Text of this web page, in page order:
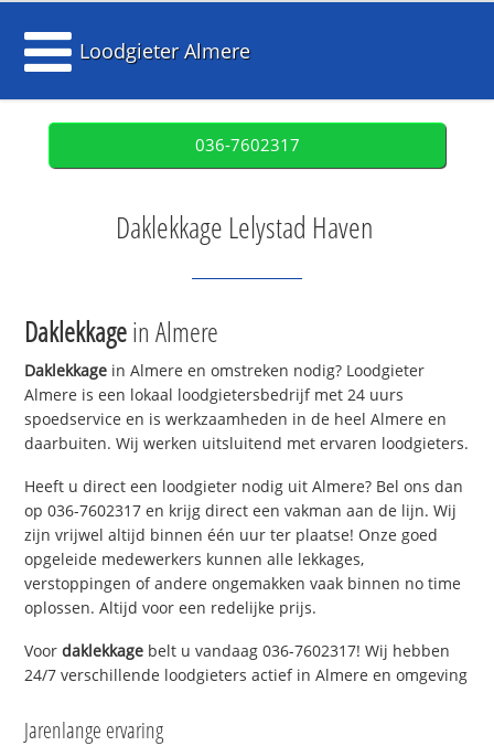
Loodgieter Almere
036-7602317
Daklekkage Lelystad Haven
Daklekkagein Almere
Daklekkage in Almere en omstreken nodig? Loodgieter
Almere is een lokaal loodgietersbedrijf met 24 uurs
spoedservice en is werkzaamheden in de heel Almere en
daarbuiten. Wij werken uitsluitend met ervaren loodgieters.
Heeft u direct een loodgieter nodig uit Almere? Bel ons dan
op 036-7602317 en krijg direct een vakman aan de lijn. Wij
zijn vrijwel altijd binnen één uur ter plaatse! Onze goed
opgeleide medewerkers kunnen alle lekkages,
verstoppingen of andere ongemakken vaak binnen no time
oplossen. Altijd voor een redelijke prijs.
Voordaklekkage belt u vandaag 036-7602317! Wij hebben
24/7 verschillende loodgieters actief in Almere en omgeving
Jarenlange ervaring